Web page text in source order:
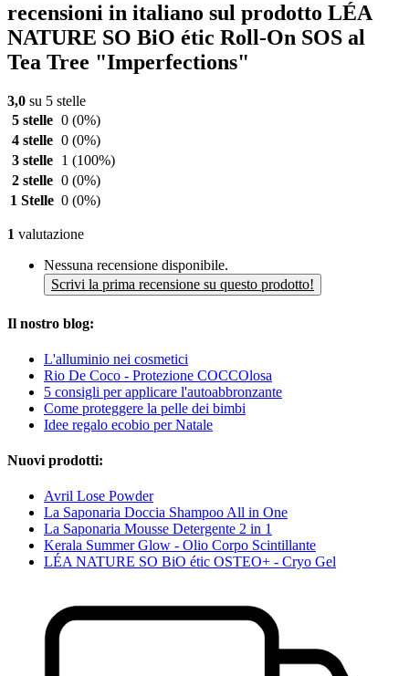
recensioni in italiano sul prodotto LÉA
NATURE SO BiO étic Roll-On SOS al
Tea Tree "Imperfections"
3,0 su 5 stelle
5 stelle 0 (0%)
4 stelle 0 (0%)
3 stelle
1 (100%)
2 stelle 0 (0%)
1 Stelle 0 (0%)
1 valutazione
Nessuna recensione disponibile.
Scrivi la prima recensione su questo prodotto!
Il nostro blog:
L'alluminio nei cosmetici
Rio De Coco - Protezione COCCOlosa
5 consigli per applicare l'autoabbronzante
Come proteggere la pelle dei bimbi
Idee regalo ecobio per Natale
Nuovi prodotti:
Avril Lose Powder
La Saponaria Doccia Shampoo All in One
La Saponaria Mousse Detergente 2 in 1
Kerala Summer Glow - Olio Corpo Scintillante
LÉA NATURE SO BiO étic OSTEO+ - Cryo Gel